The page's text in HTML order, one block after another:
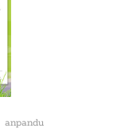
anpandu